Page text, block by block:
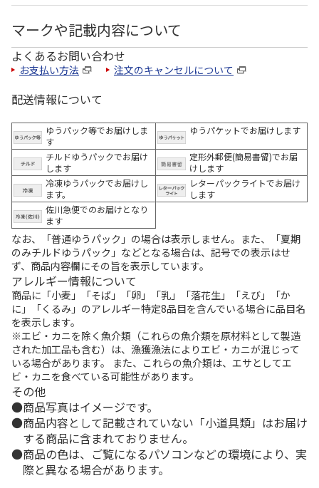
マークや記載内容について
よくあるお問い合わせ
お支払い方法 注文のキャンセルについて
配送情報について
ゆうパック等でお届けしま
す
ゆうパケットでお届けします
チルドゆうパックでお届け
します
定形外郵便(簡易書留)でお届
けします
冷凍ゆうパックでお届けし
ます。
レターパックライトでお届け
します
佐川急便でのお届けとなり
ます
なお、「普通ゆうパック」の場合は表示しません。また、「夏期
のみチルドゆうパック」などとなる場合は、記号での表示はせ
ず、商品内容欄にその旨を表示しています。
アレルギー情報について
商品に「小麦」「そば」「卵」「乳」「落花生」「えび」「か
に」「くるみ」のアレルギー特定8品目を含んでいる場合に品目名
を表示します。
※エビ・カニを除く魚介類（これらの魚介類を原材料として製造
された加工品も含む）は、漁獲漁法によりエビ・カニが混じって
いる場合があります。 また、これらの魚介類は、エサとしてエ
ビ・カニを食べている可能性があります。
その他
商品写真はイメージです。
商品内容として記載されていない「小道具類」はお届け
する商品に含まれておりません。
商品の色は、ご覧になるパソコンなどの環境により、実
際と異なる場合があります。